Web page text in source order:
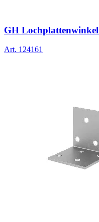
GH
Art. 124161